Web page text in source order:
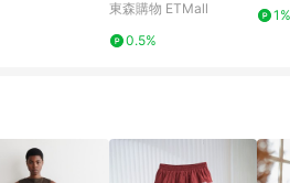
長傘 拍照婚禮跳舞傘
東森購物 ETMall
0.5%
1%